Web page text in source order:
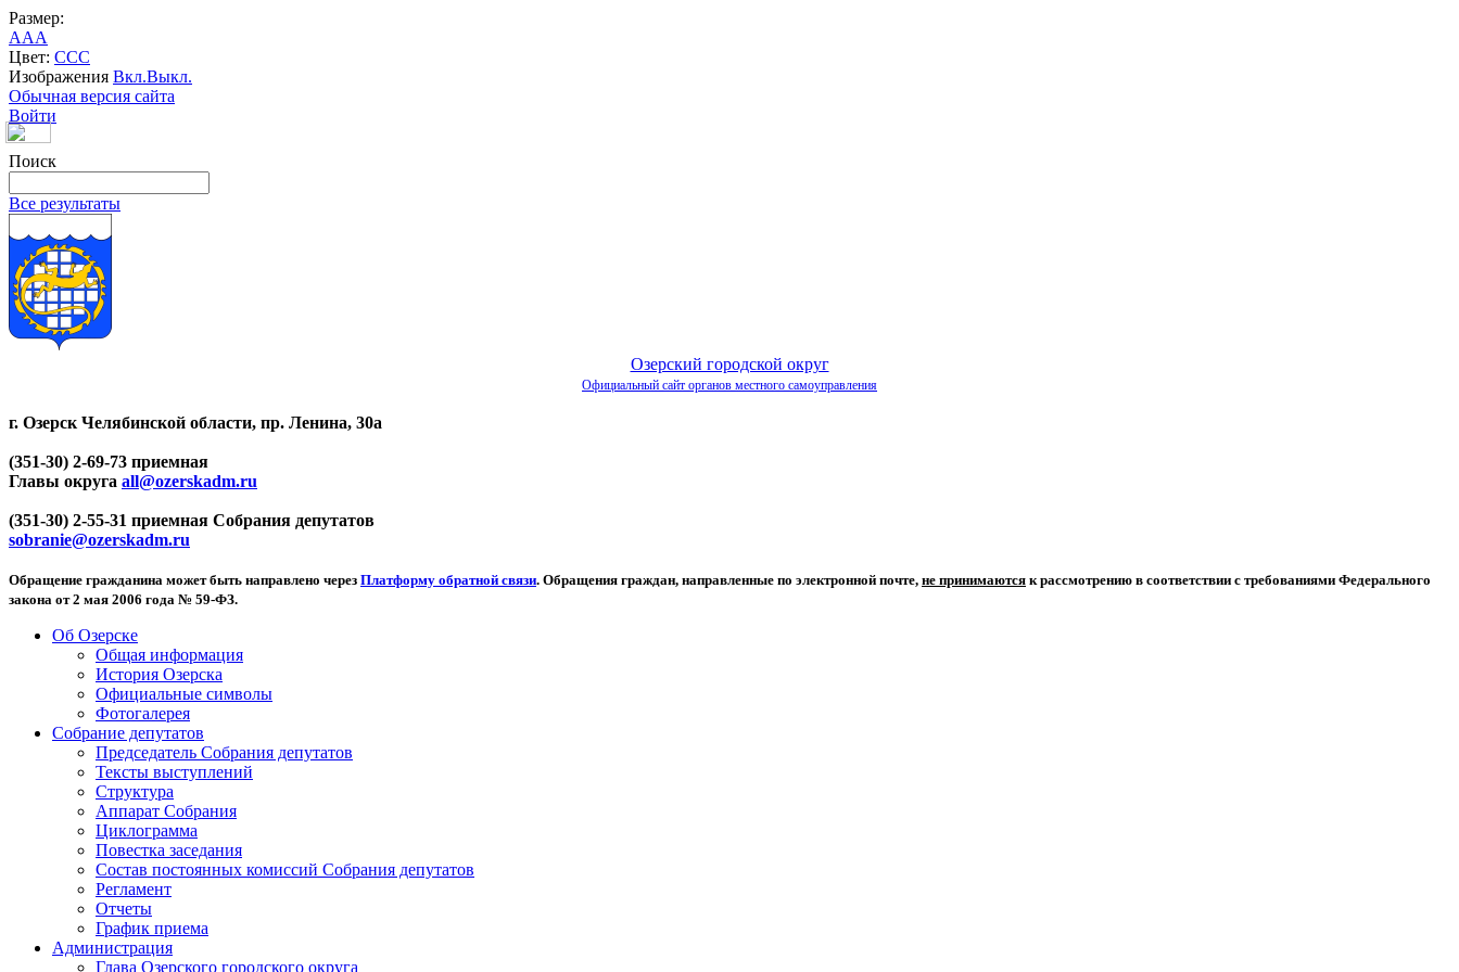
Размер:
AAA
Цвет: CCC
Изображения Вкл.Выкл.
Обычная версия сайта
Войти
Поиск
Все результаты
Озерский городской округ
Официальный сайт органов местного самоуправления
г. Озерск Челябинской области, пр. Ленина, 30а
(351-30) 2-69-73 приемная
Главы округа all@ozerskadm.ru
(351-30) 2-55-31 приемная Собрания депутатов
sobranie@ozerskadm.ru
Обращение гражданина может быть направлено через Платформу обратной связи. Обращения граждан, направленные по электронной почте, не принимаются к рассмотрению в соответствии с требованиями Федерального
закона от 2 мая 2006 года № 59-ФЗ.
Об Озерске
Общая информация
История Озерска
Официальные символы
Фотогалерея
Собрание депутатов
Председатель Собрания депутатов
Тексты выступлений
Структура
Аппарат Собрания
Циклограмма
Повестка заседания
Состав постоянных комиссий Собрания депутатов
Регламент
Отчеты
График приема
Администрация
Глава Озерского городского округа